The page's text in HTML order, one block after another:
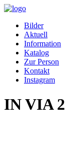
Bilder
Aktuell
Information
Katalog
Zur Person
Kontakt
Instagram
IN VIA 2